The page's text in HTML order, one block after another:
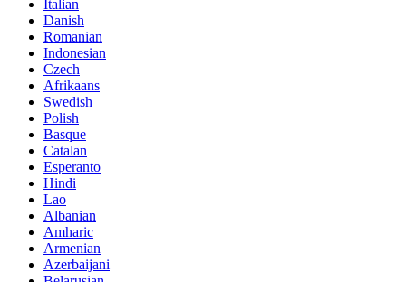
Italian
Danish
Romanian
Indonesian
Czech
Afrikaans
Swedish
Polish
Basque
Catalan
Esperanto
Hindi
Lao
Albanian
Amharic
Armenian
Azerbaijani